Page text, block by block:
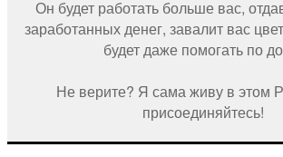
Он будет работать больше вас,
заработанных денег, завалит вас
будет даже помогать по
Не верите? Я сама живу в этом
присоединяйтесь!